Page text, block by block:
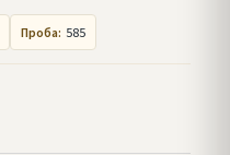
Проба: 585